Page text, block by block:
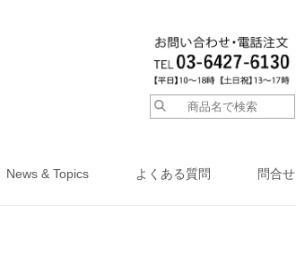
News & Topics よくある質問 問合せ